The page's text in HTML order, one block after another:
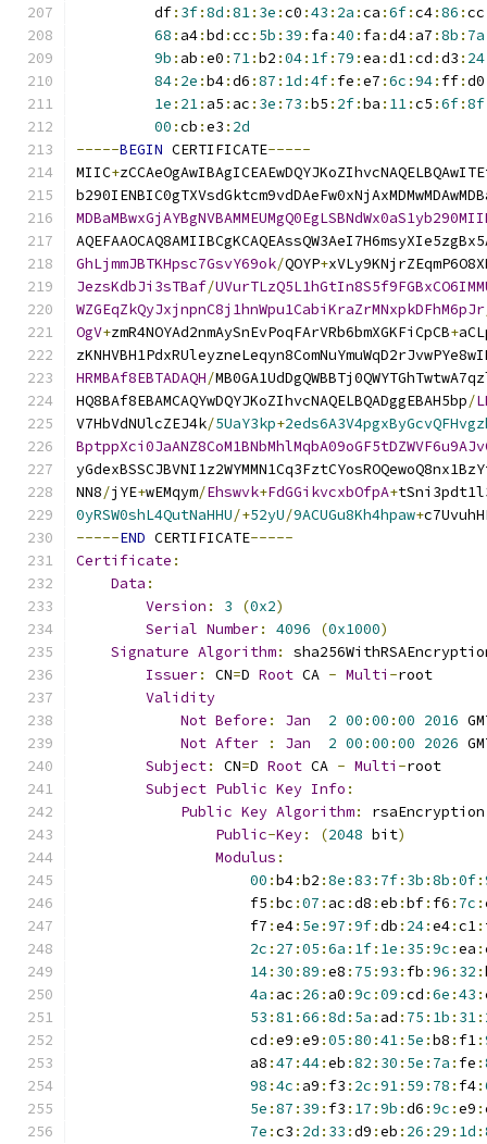
         df
: 3f:8d :81: 3e :c0 :43 : 2a :ca :6f:c4:86 :cc
68 : a4:bd :cc : 5b : 39 : fa :40 : fa :d4: a7 :8b : 7a
9b : ab :e0 : 71:b2 :04: 1f: 79 :ea :d1:cd :d3 : 24
84: 2e :b4:d6 :87 : 1d :4f: fe :e7 :6c :94: ff:d0
1e : 21: a5 : ac : 3e : 73 :b5 : 2f:ba : 11:c5 :6f:8f
00 :cb :e3 : 2d
-----BEGIN CERTIFICATE-----
MIIC+
GhLjmmJBTKHpsc7GsvY69ok/QOYP+
JezsKdbJi3sTBaf/
WZGEqZkQyJxjnpnC8j1hnWpu1CabiKraZrMNxpkDFhM6pJr
OgV+zmR4NOYAd2nmAySnEvPoqFArVRb6bmXGKFiCpCB+
HRMBAf8EBTADAQH/
HQ8BAf8EBAMCAQYwDQYJKoZIhvcNAQELBQADggEBAH5bp/
V7HbVdNUlcZEJ4k/5UaY3kp+
NN8/jYE+wEMqym/Ehswvk+FdGGikvcxbOfpA+
0yRSW0shL4QutNaHHU/+52yU/9ACUGu8Kh4hpaw+
-----END CERTIFICATE-----
Certificate :
Data :
Version : 3 (0x2)
Serial Number: 4096 (0x1000)
Signature Algorithm:
Issuer: CN=D Root CA - Multi -root
Validity
Not Before : Jan 2 00 :00 :00 2016
Not After : Jan 2 00 :00 :00 2026
Subject: CN=D Root CA - Multi -root
Subject Public Key Info :
Public Key Algorithm:
rsaEncryption
Public-Key: (2048 bit)
Modulus :
00 :b4:b2 :8e :83 : 7f: 3b :8b :0f:
                    f5
:bc :07 : ac :d8 :eb :bf: f6 : 7c :
                    f7
:e4: 5e :97 :9f:db : 24:e4:c1:
2c : 27 :05 :6a : 1f: 1e : 35 :9c :ea :
14: 30 :89 :e8 : 75 :93 : fb :96 : 32 :
4a : ac : 26 : a0 :9c :09 :cd :6e :43 :
53 :81:66 :8d : 5a : ad : 75 : 1b : 31:
                    cd
:e9 :e9 :05 :80 :41: 5e :b8 : f1:
                    a8
:47 :44:eb :82 : 30 : 5e : 7a : fe :
98 :4c : a9 : f3 : 2c :91: 59 : 78 : f4:
5e :87 : 39 : f3 : 17 :9b :d6 :9c :e9 :
7e :c3 : 2d : 33 :d9 :eb : 26 : 29 : 1d :